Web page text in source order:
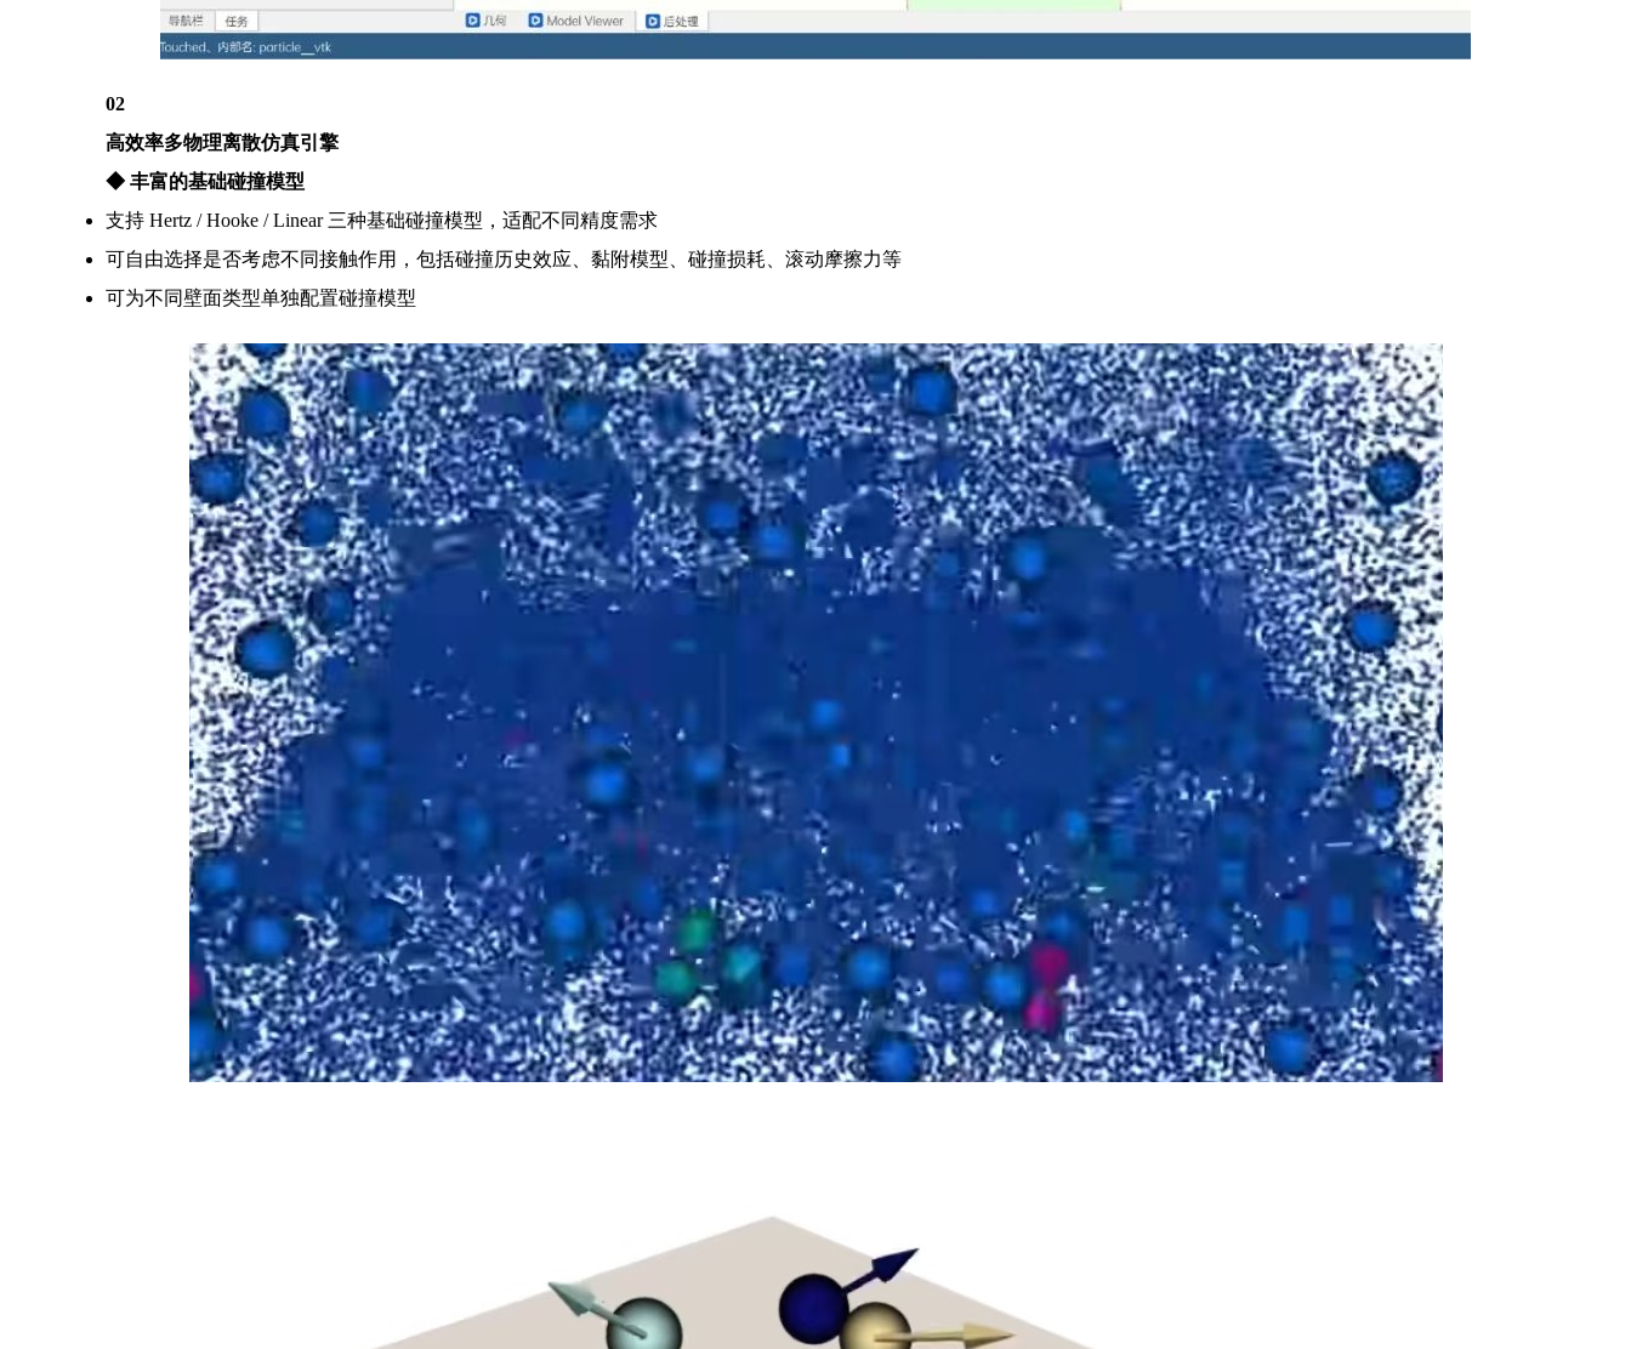
02
高效率多物理离散仿真引擎
◆ 丰富的基础碰撞模型
支持 Hertz / Hooke / Linear 三种基础碰撞模型，适配不同精度需求
可自由选择是否考虑不同接触作用，包括碰撞历史效应、黏附模型、碰撞损耗、滚动摩擦力等
可为不同壁面类型单独配置碰撞模型